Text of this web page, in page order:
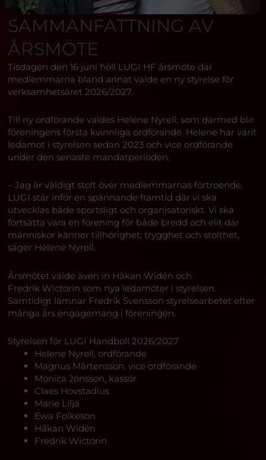
SAMMANFATTNING AV
ÅRSMÖTE
Tisdagen den 16 juni höll LUGI HF årsmöte där
medlemmarna bland annat valde en ny styrelse för
verksamhetsåret 2026/2027.
Till ny ordförande valdes Helene Nyrell, som därmed blir
föreningens första kvinnliga ordförande. Helene har varit
ledamot i styrelsen sedan 2023 och vice ordförande
under den senaste mandatperioden.
– Jag är väldigt stolt över medlemmarnas förtroende.
LUGI står inför en spännande framtid där vi ska
utvecklas både sportsligt och organisatoriskt. Vi ska
fortsätta vara en förening för både bredd och elit där
människor känner tillhörighet, trygghet och stolthet,
säger Helene Nyrell.
Årsmötet valde även in Håkan Widén och
Fredrik Wictorin som nya ledamöter i styrelsen.
Samtidigt lämnar Fredrik Svensson styrelsearbetet efter
många års engagemang i föreningen.
Styrelsen för LUGI Handboll 2026/2027
Helene Nyrell, ordförande
Magnus Mårtensson, vice ordförande
Monica Jönsson, kassör
Claes Hovstadius
Marie Lilja
Ewa Folkeson
Håkan Widén
Fredrik Wictorin